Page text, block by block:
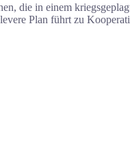
die in einem
Plan führt zu